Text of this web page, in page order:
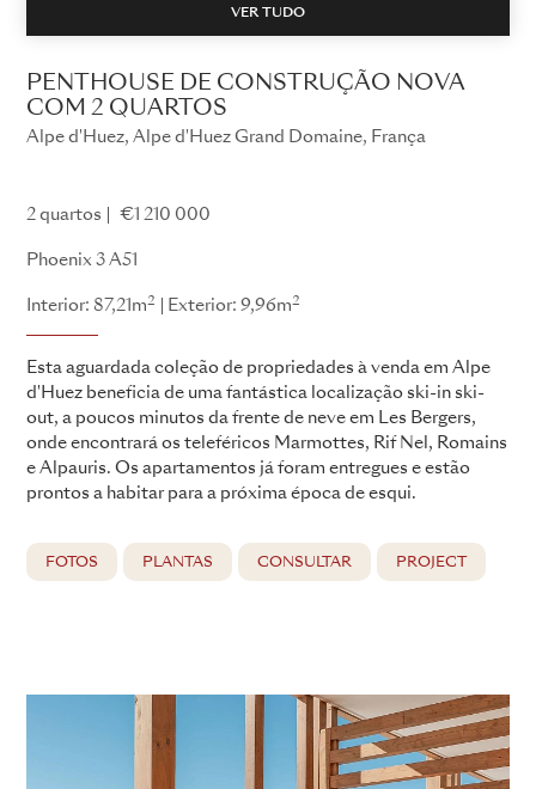
VER TUDO
PENTHOUSE DE CONSTRUÇÃO NOVA
COM 2 QUARTOS
Alpe d'Huez, Alpe d'Huez Grand Domaine, França
2 quartos €1 210 000
Phoenix 3 A51
Interior: 87,21m2 Exterior: 9,96m2
Esta aguardada coleção de propriedades à venda em Alpe
d'Huez beneficia de uma fantástica localização ski-in ski-
out, a poucos minutos da frente de neve em Les Bergers,
onde encontrará os teleféricos Marmottes, Rif Nel, Romains
e Alpauris. Os apartamentos já foram entregues e estão
prontos a habitar para a próxima época de esqui.
FOTOS PLANTAS CONSULTAR PROJECT